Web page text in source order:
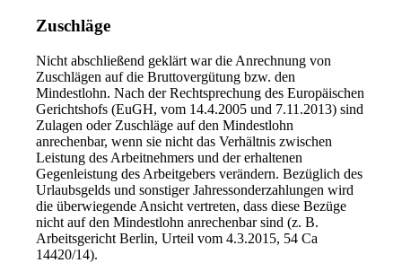
Zuschläge
Nicht abschließend geklärt war die Anrechnung von
Zuschlägen auf die Bruttovergütung bzw. den
Mindestlohn. Nach der Rechtsprechung des Europäischen
Gerichtshofs (EuGH, vom 14.4.2005 und 7.11.2013) sind
Zulagen oder Zuschläge auf den Mindestlohn
anrechenbar, wenn sie nicht das Verhältnis zwischen
Leistung des Arbeitnehmers und der erhaltenen
Gegenleistung des Arbeitgebers verändern. Bezüglich des
Urlaubsgelds und sonstiger Jahressonderzahlungen wird
die überwiegende Ansicht vertreten, dass diese Bezüge
nicht auf den Mindestlohn anrechenbar sind (z. B.
Arbeitsgericht Berlin, Urteil vom 4.3.2015, 54 Ca
14420/14).